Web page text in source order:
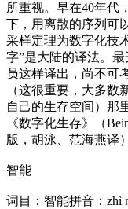
所重视。早在40年代
下，用离散的序列可
采样定理为数字化技
字”是大陆的译法。
员这样译出，尚不可
（这很重要，大多
自己的生存空间）那
《数字化生存》（
版，胡泳、范海燕译
智能
词目：智能拼音：zhì